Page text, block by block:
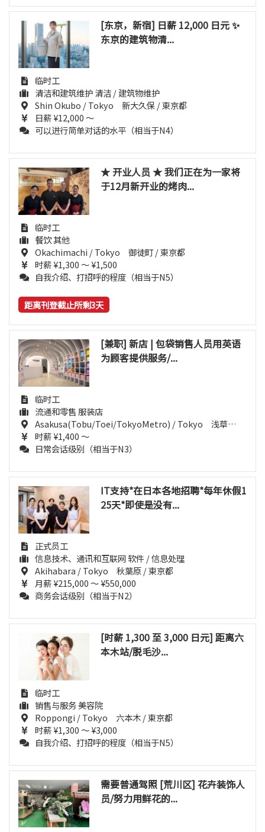
[东京，新宿] 日薪 12,000 日元 ✨
东京的建筑物清...
临时工
清洁和建筑维护 清洁 / 建筑物维护
Shin Okubo / Tokyo 新大久保 / 東京都
日薪 ¥12,000 ～
可以进行简单对话的水平（相当于N4）
★ 开业人员 ★ 我们正在为一家将
于12月新开业的烤肉...
临时工
餐饮 其他
Okachimachi / Tokyo 御徒町 / 東京都
时薪 ¥1,300 ～ ¥1,500
自我介绍、打招呼的程度（相当于N5）
距离刊登截止所剩3天
[兼职] 新店 | 包袋销售人员用英语
为顾客提供服务/...
临时工
流通和零售 服装店
Asakusa(Tobu/Toei/TokyoMetro) / Tokyo 浅草(東武・都営・メトロ) / 東京都
时薪 ¥1,400 ～
日常会话级别（相当于N3）
IT支持*在日本各地招聘*每年休假1
25天*即使是没有...
正式员工
信息技术、通讯和互联网 软件 / 信息处理
Akihabara / Tokyo 秋葉原 / 東京都
月薪 ¥215,000 ～ ¥550,000
商务会话级别（相当于N2）
[时薪 1,300 至 3,000 日元] 距离六
本木站/脱毛沙...
临时工
销售与服务 美容院
Roppongi / Tokyo 六本木 / 東京都
时薪 ¥1,300 ～ ¥3,000
自我介绍、打招呼的程度（相当于N5）
需要普通驾照 [荒川区] 花卉装饰人
员/努力用鲜花的...